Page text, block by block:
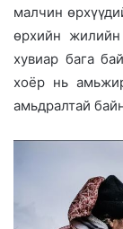
малчин
өрхийн жилийн
хувиар бага
хоёр нь
амьдралтай